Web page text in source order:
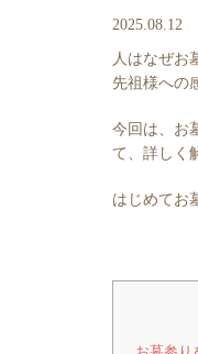
2025.08.12
人はなぜお
先祖様への
今回は、お
て、詳しく
はじめてお